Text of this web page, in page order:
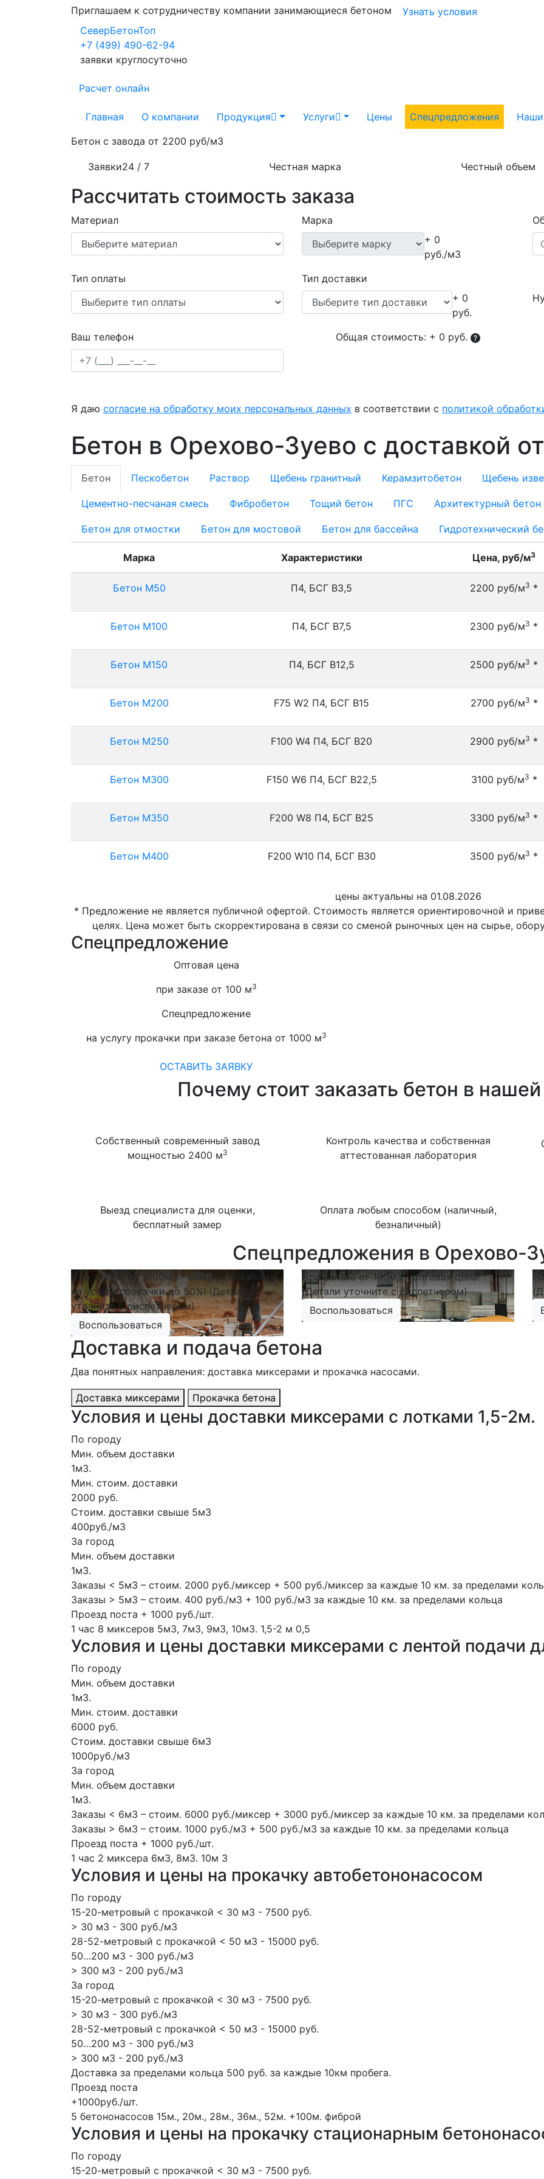
Приглашаем к сотрудничеству компании занимающиеся бетоном
Узнать условия
СеверБетонТоп
+7 (499) 490-62-94
заявки круглосуточно
Расчет онлайн
Главная О компании Продукция Услуги Цены Спецпредложения
Бетон с завода от 2200 руб/м3
Заявки24 / 7 Честная марка Честный объем
Рассчитать стоимость заказа
Материал
Марка
+ 0
руб./м3
Тип оплаты
Тип доставки
+ 0
руб.
Ваш телефон Общая стоимость: + 0 руб.
Я даю согласие на обработку моих персональных данных в соответствии с политикой
Бетон в Орехово-Зуево с доставкой
Бетон Пескобетон Раствор Щебень гранитный Керамзитобетон Щебень
Цементно-песчаная смесь Фибробетон Тощий бетон ПГС Архитектурный бетон
Бетон для отмостки Бетон для мостовой Бетон для бассейна Гидротехнический
Марка Характеристики Цена, руб/м3
Бетон М50 П4, БСГ В3,5 2200 руб/м3 *
Бетон М100 П4, БСГ В7,5 2300 руб/м3 *
Бетон М150 П4, БСГ В12,5 2500 руб/м3 *
Бетон М200 F75 W2 П4, БСГ В15 2700 руб/м3 *
Бетон М250 F100 W4 П4, БСГ В20 2900 руб/м3 *
Бетон М300 F150 W6 П4, БСГ В22,5 3100 руб/м3 *
Бетон М350 F200 W8 П4, БСГ В25 3300 руб/м3 *
Бетон М400 F200 W10 П4, БСГ В30 3500 руб/м3 *
цены актуальны на 01.08.2026
* Предложение не является публичной офертой. Стоимость является ориентировочной и
целях. Цена может быть скорректирована в связи со сменой рыночных цен на сырье,
Спецпредложение
Оптовая цена
при заказе от 100 м3
Спецпредложение
на услугу прокачки при заказе бетона от 1000 м3
ОСТАВИТЬ ЗАЯВКУ
Почему стоит заказать бетон в
Собственный современный завод
мощностью 2400 м3
Контроль качества и собственная
аттестованная лаборатория
Выезд специалиста для оценки,
бесплатный замер
Оплата любым способом (наличный,
безналичный)
Спецпредложения в Орехово-
При заказе от 1000м3 - спецпредложение
на услугу прокачки до 50%! (Детали
уточните с диспетчером)
Воспользоваться
При заказе от 100м3 - оптовая цена!
(Детали уточните с диспетчером)
Воспользоваться
Доставка и подача бетона
Два понятных направления: доставка миксерами и прокачка насосами.
Доставка миксерами Прокачка бетона
Условия и цены доставки миксерами с лотками 1,5-2м.
По городу
Мин. объем доставки
1м3.
Мин. стоим. доставки
2000 руб.
Стоим. доставки свыше 5м3
400руб./м3
За город
Мин. объем доставки
1м3.
Заказы < 5м3 – стоим. 2000 руб./миксер + 500 руб./миксер за каждые 10 км. за пределами
Заказы > 5м3 – стоим. 400 руб./м3 + 100 руб./м3 за каждые 10 км. за пределами кольца
Проезд поста + 1000 руб./шт.
1 час 8 миксеров 5м3, 7м3, 9м3, 10м3. 1,5-2 м 0,5
Условия и цены доставки миксерами с лентой подачи
По городу
Мин. объем доставки
1м3.
Мин. стоим. доставки
6000 руб.
Стоим. доставки свыше 6м3
1000руб./м3
За город
Мин. объем доставки
1м3.
Заказы < 6м3 – стоим. 6000 руб./миксер + 3000 руб./миксер за каждые 10 км. за пределами
Заказы > 6м3 – стоим. 1000 руб./м3 + 500 руб./м3 за каждые 10 км. за пределами кольца
Проезд поста + 1000 руб./шт.
1 час 2 миксера 6м3, 8м3. 10м 3
Условия и цены на прокачку автобетононасосом
По городу
15-20-метровый с прокачкой < 30 м3 - 7500 руб.
> 30 м3 - 300 руб./м3
28-52-метровый с прокачкой < 50 м3 - 15000 руб.
50…200 м3 - 300 руб./м3
> 300 м3 - 200 руб./м3
За город
15-20-метровый с прокачкой < 30 м3 - 7500 руб.
> 30 м3 - 300 руб./м3
28-52-метровый с прокачкой < 50 м3 - 15000 руб.
50…200 м3 - 300 руб./м3
> 300 м3 - 200 руб./м3
Доставка за пределами кольца 500 руб. за каждые 10км пробега.
Проезд поста
+1000руб./шт.
5 бетононасосов 15м., 20м., 28м., 36м., 52м. +100м. фиброй
Условия и цены на прокачку стационарным
По городу
15-20-метровый с прокачкой < 30 м3 - 7500 руб.